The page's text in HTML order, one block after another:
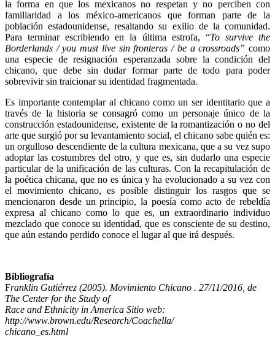
la forma en que los mexicanos no respetan y no perciben con
familiaridad a los méxico-americanos que forman parte de la
población estadounidense, resaltando su exilio de la comunidad.
Para terminar escribiendo en la última estrofa, “To survive the
Borderlands / you must live sin fronteras / be a crossroads” como
una especie de resignación esperanzada sobre la condición del
chicano, que debe sin dudar formar parte de todo para poder
sobrevivir sin traicionar su identidad fragmentada.
Es importante contemplar al chicano como un ser identitario que a
través de la historia se consagró como un personaje único de la
construcción estadounidense, existente de la romantización o no del
arte que surgió por su levantamiento social, el chicano sabe quién es:
un orgulloso descendiente de la cultura mexicana, que a su vez supo
adoptar las costumbres del otro, y que es, sin dudarlo una especie
particular de la unificación de las culturas. Con la recapitulación de
la poética chicana, que no es única y ha evolucionado a su vez con
el movimiento chicano, es posible distinguir los rasgos que se
mencionaron desde un principio, la poesía como acto de rebeldía
expresa al chicano como lo que es, un extraordinario individuo
mezclado que conoce su identidad, que es consciente de su destino,
que aún estando perdido conoce el lugar al que irá después.
Bibliografía
Franklin Gutiérrez (2005). Movimiento Chicano . 27/11/2016, de
The Center for the Study of
Race and Ethnicity in America Sitio web:
http://www.brown.edu/Research/Coachella/
chicano_es.html